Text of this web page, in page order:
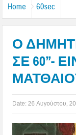
Home 60sec
Ο
ΣΕ 60’’-
Date: 26 Αυγούστου,